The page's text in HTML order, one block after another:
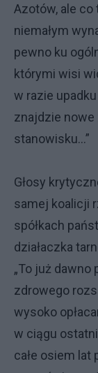
Azotów, ale co
niemałym
pewno ku
którymi wisi
w razie
znajdzie nowe
stanowisku…”
Głosy
samej koalicji
spółkach
działaczka
„To już dawno
zdrowego
wysoko
w ciągu
całe osiem lat